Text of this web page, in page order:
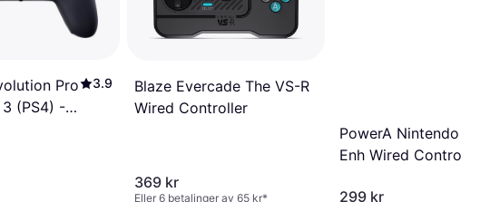
Pro
(PS4) -
3.9
Blaze Evercade The VS-R
Wired Controller
369 kr
Eller 6 betalinger av 65 kr*
PowerA Nintendo
Enh Wired Controller
299 kr